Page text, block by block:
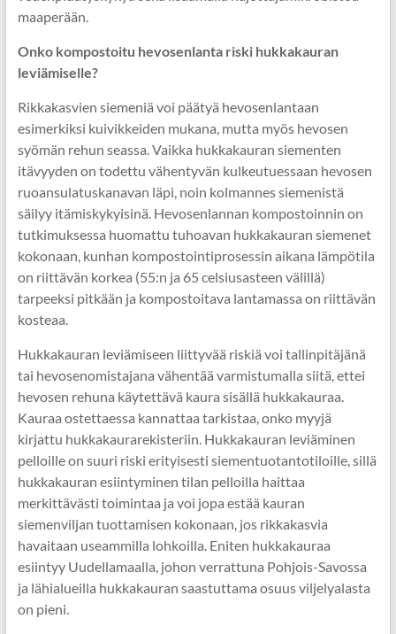
maaperään.
Onko kompostoitu hevosenlanta riski hukkakauran
leviämiselle?
Rikkakasvien siemeniä voi päätyä hevosenlantaan
esimerkiksi kuivikkeiden mukana, mutta myös hevosen
syömän rehun seassa. Vaikka hukkakauran siementen
itävyyden on todettu vähentyvän kulkeutuessaan hevosen
ruoansulatuskanavan läpi, noin kolmannes siemenistä
säilyy itämiskykyisinä. Hevosenlannan kompostoinnin on
tutkimuksessa huomattu tuhoavan hukkakauran siemenet
kokonaan, kunhan kompostointiprosessin aikana lämpötila
on riittävän korkea (55:n ja 65 celsiusasteen välillä)
tarpeeksi pitkään ja kompostoitava lantamassa on riittävän
kosteaa.
Hukkakauran leviämiseen liittyvää riskiä voi tallinpitäjänä
tai hevosenomistajana vähentää varmistumalla siitä, ettei
hevosen rehuna käytettävä kaura sisällä hukkakauraa.
Kauraa ostettaessa kannattaa tarkistaa, onko myyjä
kirjattu hukkakaurarekisteriin. Hukkakauran leviäminen
pelloille on suuri riski erityisesti siementuotantotiloille, sillä
hukkakauran esiintyminen tilan pelloilla haittaa
merkittävästi toimintaa ja voi jopa estää kauran
siemenviljan tuottamisen kokonaan, jos rikkakasvia
havaitaan useammilla lohkoilla. Eniten hukkakauraa
esiintyy Uudellamaalla, johon verrattuna Pohjois-Savossa
ja lähialueilla hukkakauran saastuttama osuus viljelyalasta
on pieni.